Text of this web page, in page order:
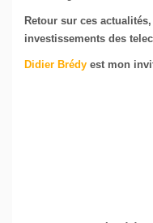
Retour sur ces
investissements des
Didier Brédy est mon